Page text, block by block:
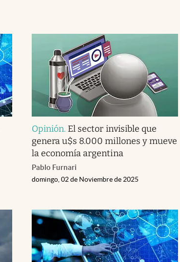
Opinión. El sector invisible que
genera u$s 8.000 millones y mueve
la economía argentina
Pablo Furnari
domingo, 02 de Noviembre de 2025